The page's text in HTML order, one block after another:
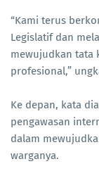
“Kami terus
Legislatif dan
mewujudkan tata
profesional,”
Ke depan, kata
pengawasan
dalam
warganya.